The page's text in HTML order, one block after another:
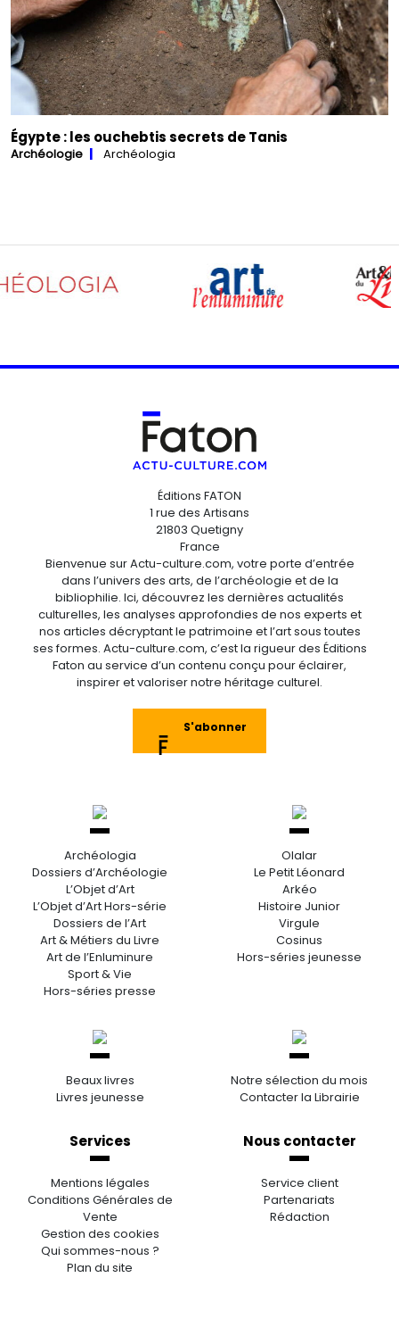
Égypte : les ouchebtis secrets de Tanis
Archéologie Archéologia
Éditions FATON
1 rue des Artisans
21803 Quetigny
France
Bienvenue sur Actu-culture.com, votre porte d’entrée
dans l’univers des arts, de l’archéologie et de la
bibliophilie. Ici, découvrez les dernières actualités
culturelles, les analyses approfondies de nos experts et
nos articles décryptant le patrimoine et l’art sous toutes
ses formes. Actu-culture.com, c’est la rigueur des Éditions
Faton au service d’un contenu conçu pour éclairer,
inspirer et valoriser notre héritage culturel.
S'abonner
Archéologia
Dossiers d’Archéologie
L’Objet d’Art
L’Objet d’Art Hors-série
Dossiers de l’Art
Art & Métiers du Livre
Art de l’Enluminure
Sport & Vie
Hors-séries presse
Olalar
Le Petit Léonard
Arkéo
Histoire Junior
Virgule
Cosinus
Hors-séries jeunesse
Beaux livres
Livres jeunesse
Notre sélection du mois
Contacter la Librairie
Services
Mentions légales
Conditions Générales de
Vente
Gestion des cookies
Qui sommes-nous ?
Plan du site
Nous contacter
Service client
Partenariats
Rédaction